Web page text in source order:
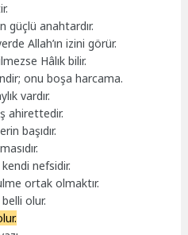
güçlü anahtardır.
Allah’ın izini görür.
Hâlık bilir.
onu boşa harcama.
vardır.
ahirettedir.
başıdır.
nefsidir.
ortak olmaktır.
olur.